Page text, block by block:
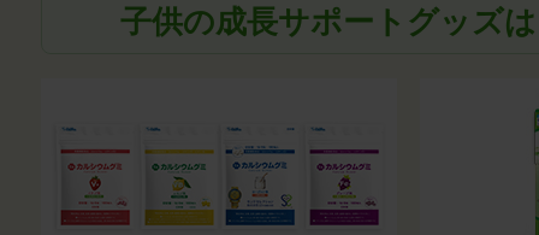
子供の成長サポートグッズ